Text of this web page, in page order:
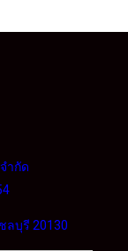
ำกัด
ลบุรี 20130